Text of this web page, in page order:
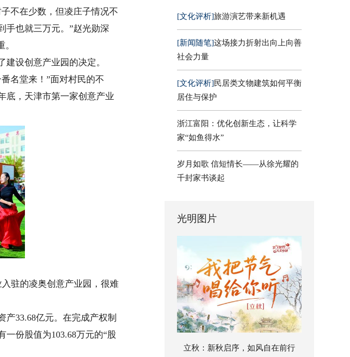
不在少数，但凌庄子情况不
手也就三万元。”赵光勋深
设创意产业园的决定。
名堂来！”面对村民的不
底，天津市第一家创意产业
驻的凌奥创意产业园，很难
33.68亿元。在完成产权制
一份股值为103.68万元的“股
[文化评析]旅游演艺带来新机遇
[新闻随笔]这场接力折射出向上向善
社会力量
[文化评析]民居类文物建筑如何平衡
居住与保护
浙江富阳：优化创新生态，让科学
家“如鱼得水”
岁月如歌 信短情长——从徐光耀的
千封家书谈起
光明图片
立秋：新秋启序，如风自在前行